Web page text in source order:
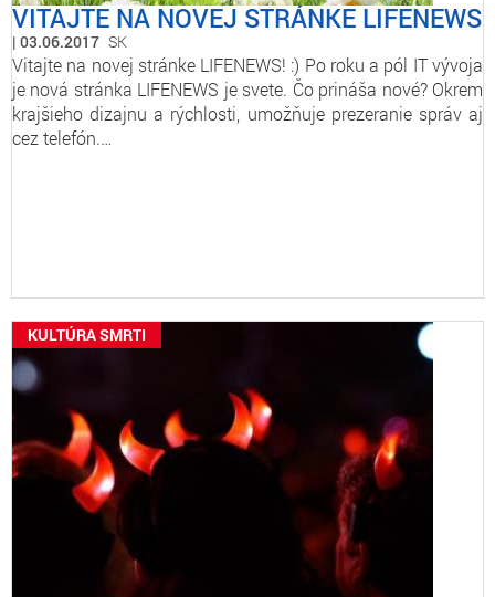
VITAJTE NA NOVEJ STRÁNKE LIFENEWS
03.06.2017 SK
Vitajte na novej stránke LIFENEWS! :) Po roku a pól IT vývoja
je nová stránka LIFENEWS je svete. Čo prináša nové? Okrem
krajšieho dizajnu a rýchlosti, umožňuje prezeranie správ aj
cez telefón.…
KULTÚRA SMRTI